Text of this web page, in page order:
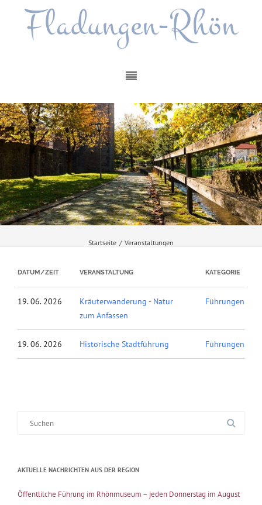
Fladungen-Rhön
Startseite / Veranstaltungen
DATUM/ZEIT VERANSTALTUNG KATEGORIE
19. 06. 2026
Kräuterwanderung - Natur
zum Anfassen
Führungen
19. 06. 2026 Historische Stadtführung Führungen
AKTUELLE NACHRICHTEN AUS DER REGION
Öffentlilche Führung im Rhönmuseum – jeden Donnerstag im August